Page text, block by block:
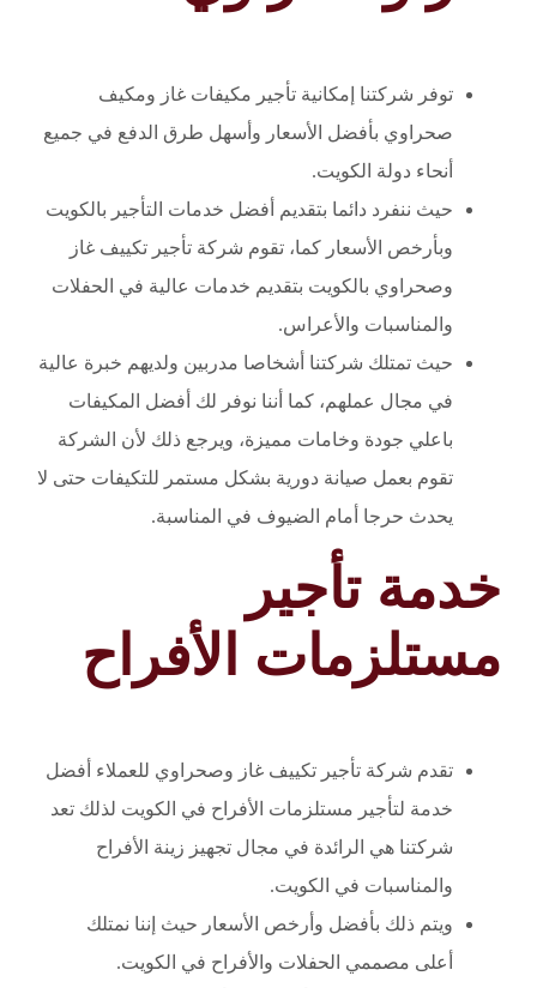
توفر شركتنا إمكانية تأجير مكيفات غاز ومكيف
صحراوي بأفضل الأسعار وأسهل طرق الدفع في جميع
أنحاء دولة الكويت.
حيث ننفرد دائما بتقديم أفضل خدمات التأجير بالكويت
وبأرخص الأسعار كما، تقوم شركة تأجير تكييف غاز
وصحراوي بالكويت بتقديم خدمات عالية في الحفلات
والمناسبات والأعراس.
حيث تمتلك شركتنا أشخاصا مدربين ولديهم خبرة عالية
في مجال عملهم، كما أننا نوفر لك أفضل المكيفات
باعلي جودة وخامات مميزة، ويرجع ذلك لأن الشركة
تقوم بعمل صيانة دورية بشكل مستمر للتكيفات حتى لا
يحدث حرجا أمام الضيوف في المناسبة.
خدمة تأجير
مستلزمات الأفراح
تقدم شركة تأجير تكييف غاز وصحراوي للعملاء أفضل
خدمة لتأجير مستلزمات الأفراح في الكويت لذلك تعد
شركتنا هي الرائدة في مجال تجهيز زينة الأفراح
والمناسبات في الكويت.
ويتم ذلك بأفضل وأرخص الأسعار حيث إننا نمتلك
أعلى مصممي الحفلات والأفراح في الكويت.